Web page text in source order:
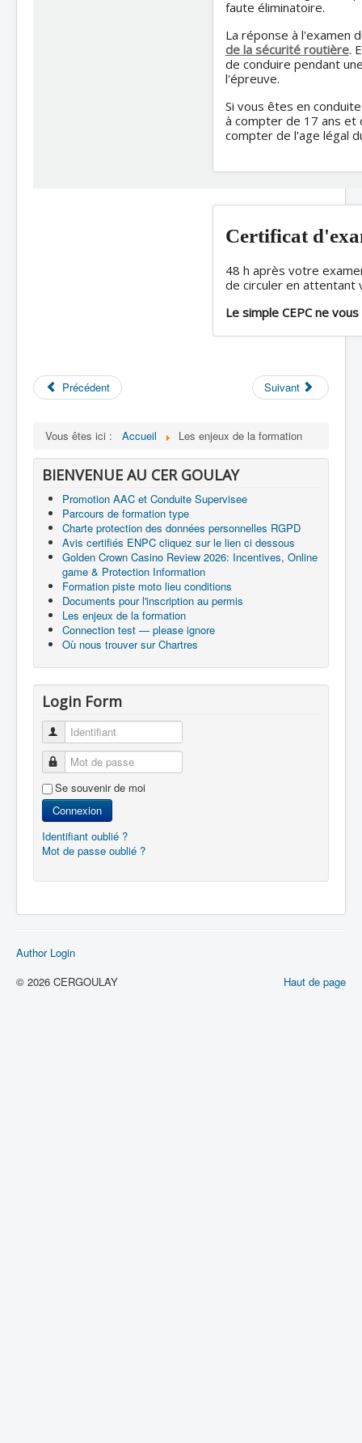
faute éliminatoire.
La réponse à l'examen
de la sécurité routière.
de conduire pendant
l'épreuve.
Si vous êtes en
à compter de 17 ans et
compter de l'age légal
Certificat
48 h après votre
de circuler en attentant
Le simple CEPC ne
Précédent Suivant
Vous êtes ici : Accueil Les enjeux de la formation
BIENVENUE AU CER GOULAY
Promotion AAC et Conduite Supervisee
Parcours de formation type
Charte protection des données personnelles RGPD
Avis certifiés ENPC cliquez sur le lien ci dessous
Golden Crown Casino Review 2026: Incentives, Online
game & Protection Information
Formation piste moto lieu conditions
Documents pour l'inscription au permis
Les enjeux de la formation
Connection test — please ignore
Où nous trouver sur Chartres
Login Form
Identifiant
Mot de passe
Se souvenir de moi
Connexion
Identifiant oublié ?
Mot de passe oublié ?
Author Login
Haut de page
© 2026 CERGOULAY